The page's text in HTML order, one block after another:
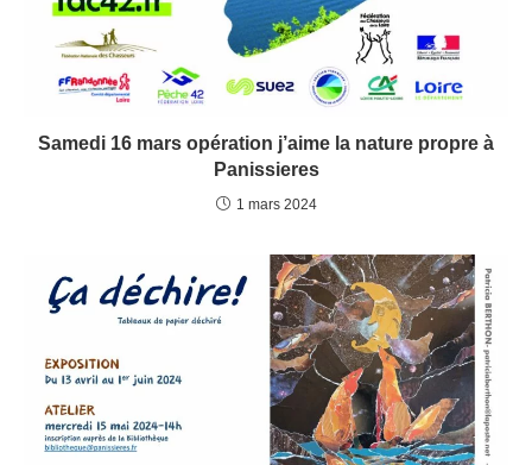
Samedi 16 mars opération j’aime la nature propre à
Panissieres
1 mars 2024